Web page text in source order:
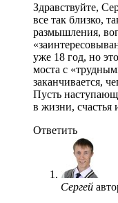
Здравствуйте,
все так близко,
размышления,
уже 18 год, но
моста с
заканчивается,
Пусть
в жизни, счастья
Ответить
Сергей